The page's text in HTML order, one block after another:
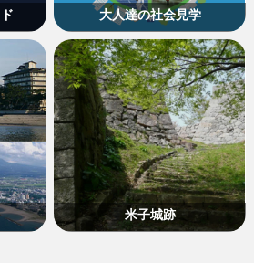
大人達の社会見学
米子城跡